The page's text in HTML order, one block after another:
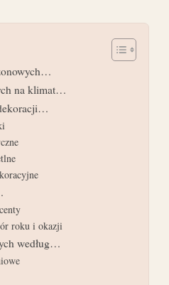
na klimat…
roku i okazji
według…